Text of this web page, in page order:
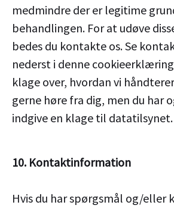
medmindre der er legitime
behandlingen. For at udøve
bedes du kontakte os. Se
nederst i denne
klage over, hvordan vi
gerne høre fra dig, men du har
indgive en klage til datatilsynet.
10. Kontaktinformation
Hvis du har spørgsmål og/eller